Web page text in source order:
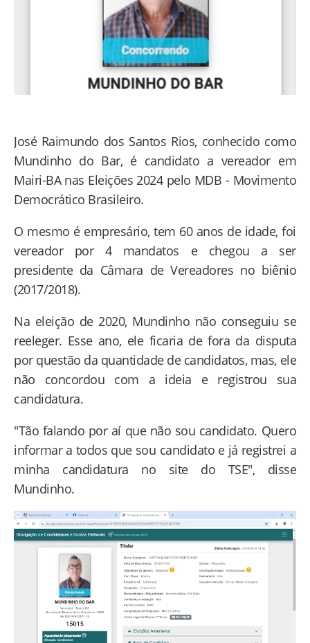
José Raimundo dos Santos Rios, conhecido como
Mundinho do Bar, é candidato a vereador em
Mairi-BA nas Eleições 2024 pelo MDB - Movimento
Democrático Brasileiro.
O mesmo é empresário, tem 60 anos de idade, foi
vereador por 4 mandatos e chegou a ser
presidente da Câmara de Vereadores no biênio
(2017/2018).
Na eleição de 2020, Mundinho não conseguiu se
reeleger. Esse ano, ele ficaria de fora da disputa
por questão da quantidade de candidatos, mas, ele
não concordou com a ideia e registrou sua
candidatura.
"Tão falando por aí que não sou candidato. Quero
informar a todos que sou candidato e já registrei a
minha candidatura no site do TSE", disse
Mundinho.